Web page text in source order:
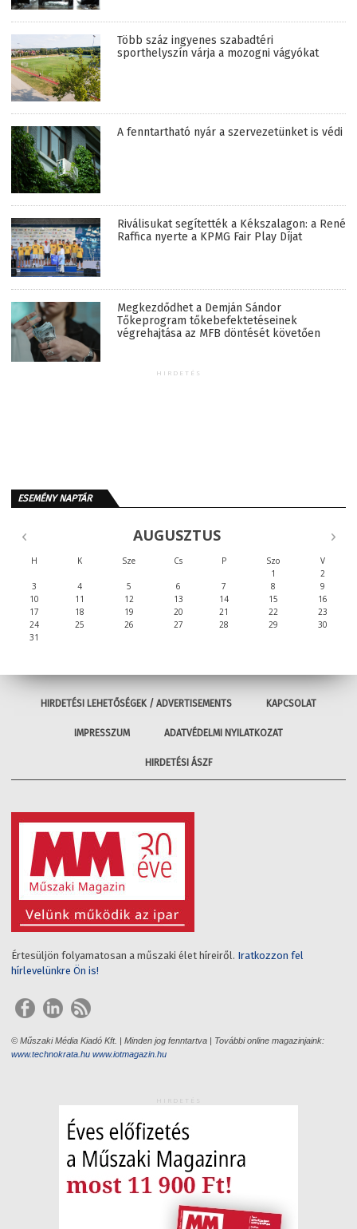
Több száz ingyenes szabadtéri
sporthelyszín várja a mozogni vágyókat
A fenntartható nyár a szervezetünket is védi
Riválisukat segítették a Kékszalagon: a René
Raffica nyerte a KPMG Fair Play Díjat
Megkezdődhet a Demján Sándor
Tőkeprogram tőkebefektetéseinek
végrehajtása az MFB döntését követően
HIRDETÉS
ESEMÉNY NAPTÁR
AUGUSZTUS
H K Sze Cs P Szo
V
1
2
3
4 5 6 7 8
9
10
11 12 13 14 15
16
17
18 19 20 21 22
23
24
25 26 27 28 29
30
31
HIRDETÉSI LEHETŐSÉGEK / ADVERTISEMENTS KAPCSOLAT
IMPRESSZUM ADATVÉDELMI NYILATKOZAT
HIRDETÉSI ÁSZF
Értesüljön folyamatosan a műszaki élet híreiről. Iratkozzon fel
hírlevelünkre Ön is!
© Műszaki Média Kiadó Kft. | Minden jog fenntartva | További online magazinjaink:
www.technokrata.hu www.iotmagazin.hu
HIRDETÉS